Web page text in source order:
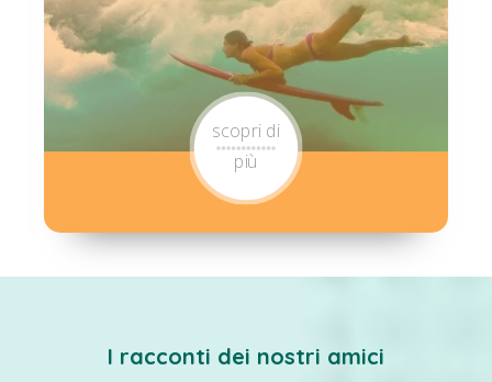
scopri di
più
I racconti dei nostri amici